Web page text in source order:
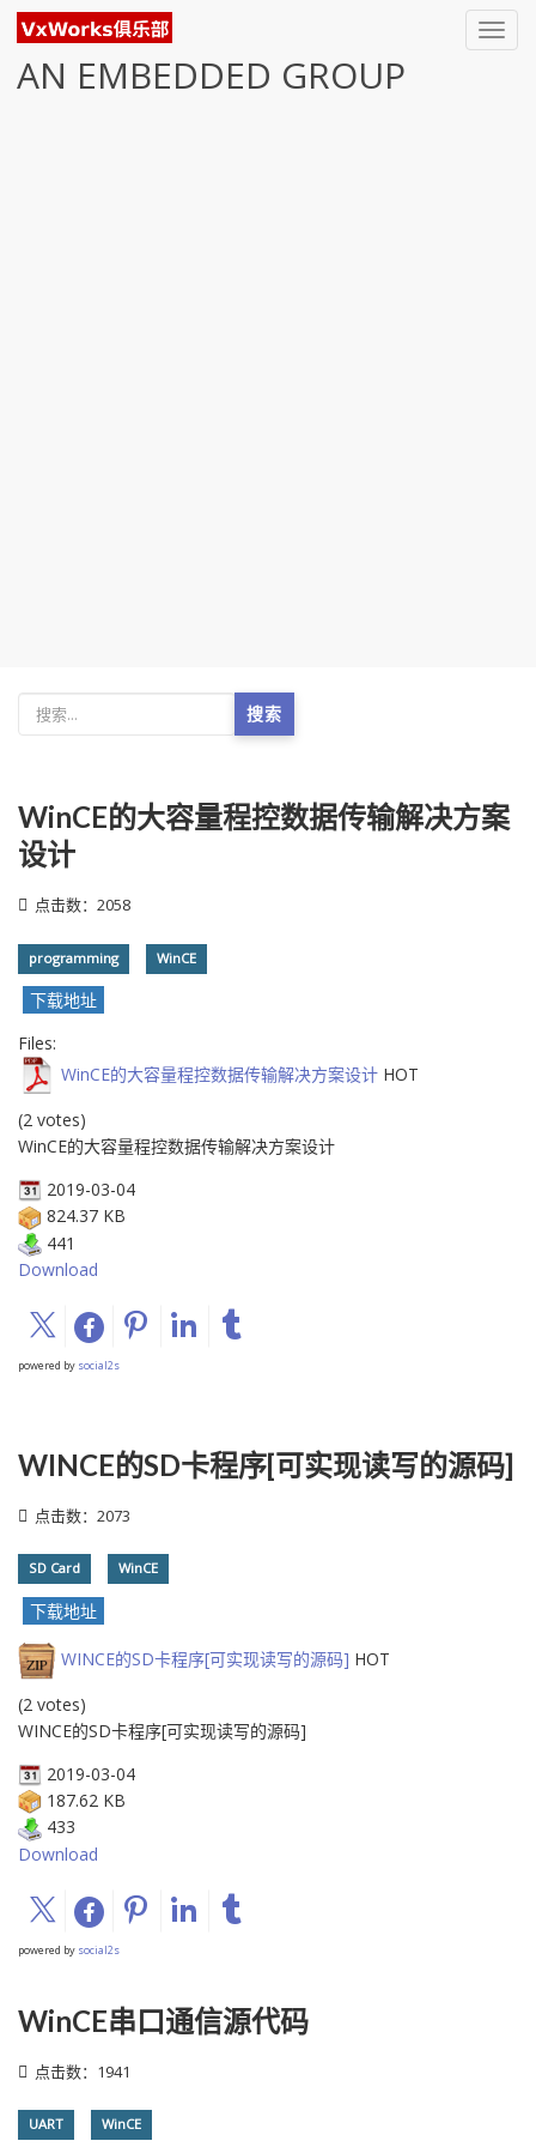
AN EMBEDDED GROUP
搜索
WinCE的大容量程控数据传输解决方案
设计
点击数：2058
programming WinCE
下载地址
Files:
WinCE的大容量程控数据传输解决方案设计 HOT
(2 votes)
WinCE的大容量程控数据传输解决方案设计
2019-03-04
824.37 KB
441
Download
powered by social2s
WINCE的SD卡程序[可实现读写的源码]
点击数：2073
SD Card WinCE
下载地址
WINCE的SD卡程序[可实现读写的源码] HOT
(2 votes)
WINCE的SD卡程序[可实现读写的源码]
2019-03-04
187.62 KB
433
Download
powered by social2s
WinCE串口通信源代码
点击数：1941
UART WinCE